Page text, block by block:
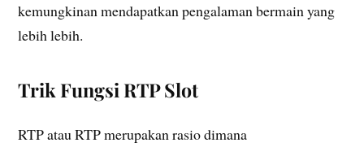
kemungkinan mendapatkan pengalaman bermain yang
lebih lebih.
Trik Fungsi RTP Slot
RTP atau RTP merupakan rasio dimana